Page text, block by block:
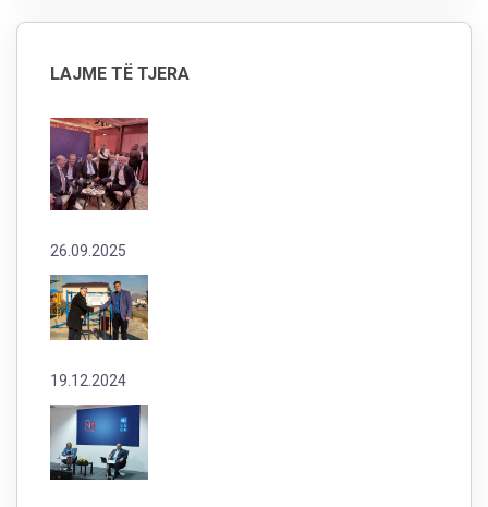
LAJME TË TJERA
26.09.2025
19.12.2024